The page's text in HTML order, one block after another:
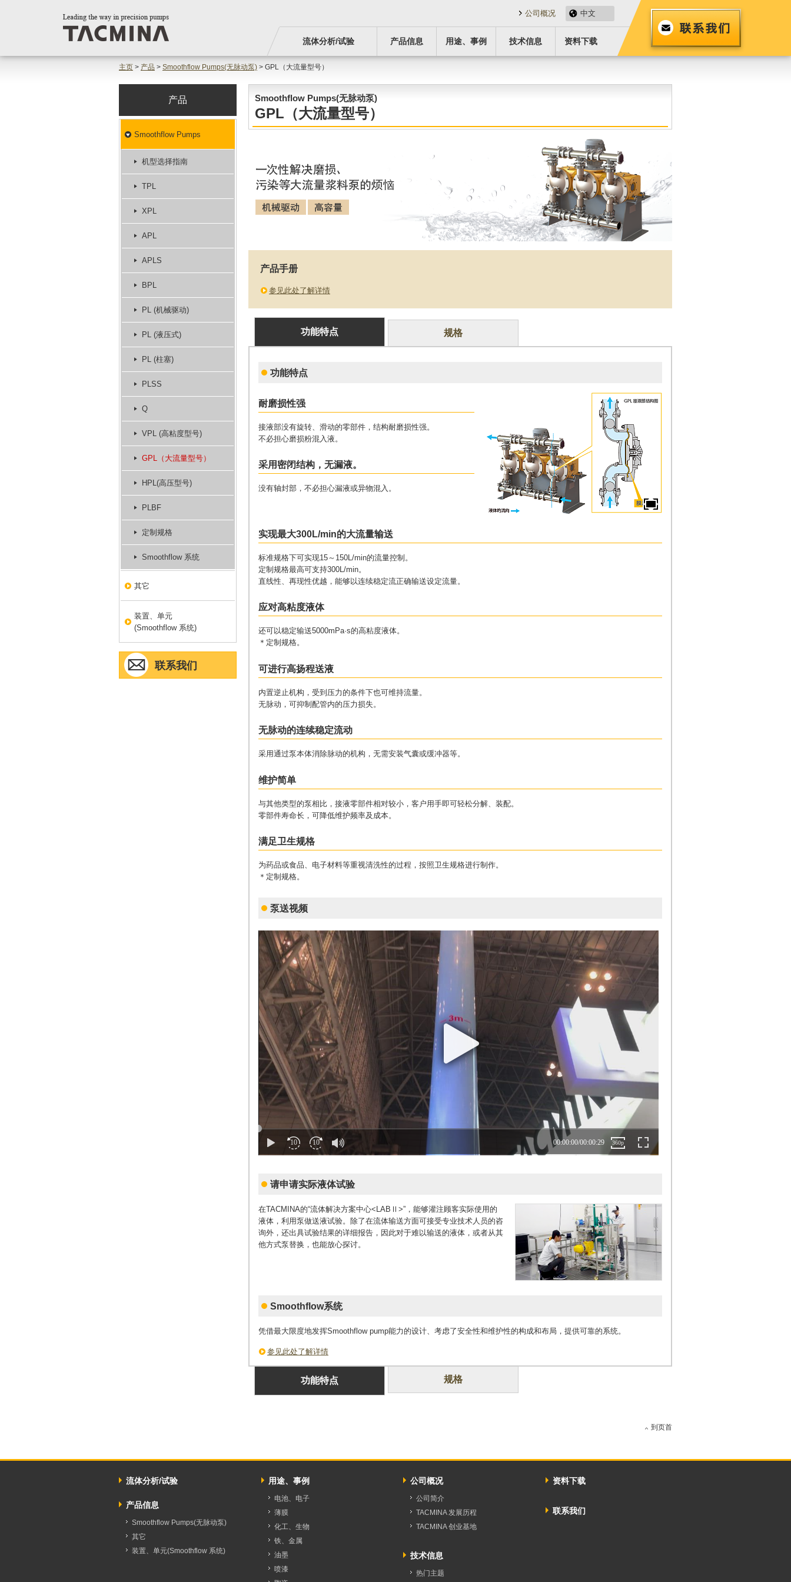
公司概况 中文
流体分析/试验 产品信息 用途、事例 技术信息 资料下载
主页 > 产品 > Smoothflow Pumps(无脉动泵) > GPL（大流量型号）
Smoothflow Pumps(无脉动泵)
GPL（大流量型号）
产品手册
参见此处了解详情
功能特点 规格
功能特点
耐磨损性强
接液部没有旋转、滑动的零部件，结构耐磨损性强。
不必担心磨损粉混入液。
采用密闭结构，无漏液。
没有轴封部，不必担心漏液或异物混入。
实现最大300L/min的大流量输送
标准规格下可实现15～150L/min的流量控制。
定制规格最高可支持300L/min。
直线性、再现性优越，能够以连续稳定流正确输送设定流量。
应对高粘度液体
还可以稳定输送5000mPa·s的高粘度液体。
＊定制规格。
可进行高扬程送液
内置逆止机构，受到压力的条件下也可维持流量。
无脉动，可抑制配管内的压力损失。
无脉动的连续稳定流动
采用通过泵本体消除脉动的机构，无需安装气囊或缓冲器等。
维护简单
与其他类型的泵相比，接液零部件相对较小，客户用手即可轻松分解、装配。
零部件寿命长，可降低维护频率及成本。
满足卫生规格
为药品或食品、电子材料等重视清洗性的过程，按照卫生规格进行制作。
＊定制规格。
泵送视频
请申请实际液体试验
在TACMINA的“流体解决方案中心<LABⅡ>”，能够灌注顾客实际使用的
液体，利用泵做送液试验。除了在流体输送方面可接受专业技术人员的咨
询外，还出具试验结果的详细报告，因此对于难以输送的液体，或者从其
他方式泵替换，也能放心探讨。
Smoothflow系统
凭借最大限度地发挥Smoothflow pump能力的设计、考虑了安全性和维护性的构成和布局，提供可靠的系统。
参见此处了解详情
功能特点 规格
到页首
产品
Smoothflow Pumps
机型选择指南
TPL
XPL
APL
APLS
BPL
PL (机械驱动)
PL (液压式)
PL (柱塞)
PLSS
Q
VPL (高粘度型号)
GPL（大流量型号）
HPL(高压型号)
PLBF
定制规格
Smoothflow 系统
其它
装置、单元
(Smoothflow 系统)
联系我们
流体分析/试验
产品信息
Smoothflow Pumps(无脉动泵)
其它
装置、单元(Smoothflow 系统)
用途、事例
电池、电子
薄膜
化工、生物
铁、金属
油墨
喷漆
公司概况
公司简介
TACMINA 发展历程
TACMINA 创业基地
技术信息
热门主题
资料下载
联系我们